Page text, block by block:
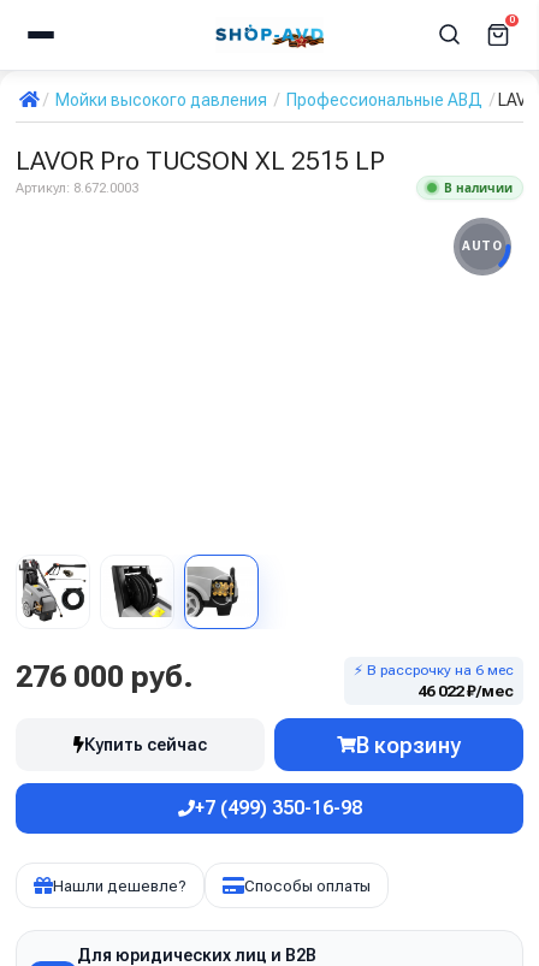
0
Мойки высокого давления Профессиональные АВД
LAVOR Pro TUCSON XL 2515 LP
Артикул: 8.672.0003 В наличии
AUTO
276 000 руб. ⚡ В рассрочку на 6 мес
46 022 ₽/мес
Купить сейчас В корзину
+7 (499) 350-16-98
Нашли дешевле? Способы оплаты
Для юридических лиц и B2B